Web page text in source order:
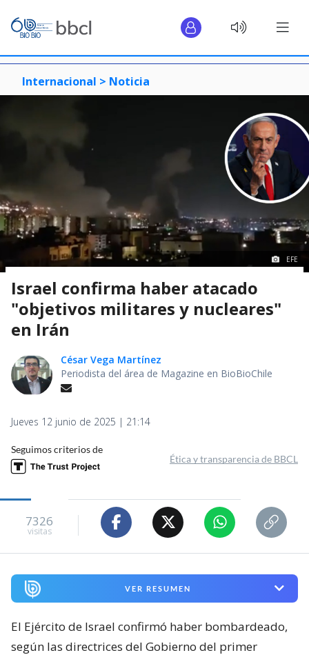
Internacional > Noticia
EFE
Israel confirma haber atacado
"objetivos militares y nucleares"
en Irán
César Vega Martínez
Periodista del área de Magazine en BioBioChile
Jueves 12 junio de 2025 | 21:14
Seguimos criterios de
Ética y transparencia de BBCL
7326
visitas
VER RESUMEN
El Ejército de Israel confirmó haber bombardeado,
según las directrices del Gobierno del primer